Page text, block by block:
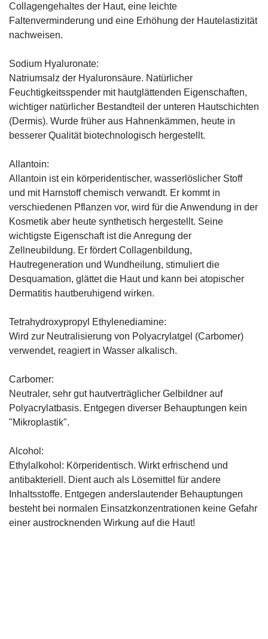
Collagengehaltes der Haut, eine leichte
Faltenverminderung und eine Erhöhung der Hautelastizität
nachweisen.
Sodium Hyaluronate:
Natriumsalz der Hyaluronsäure. Natürlicher
Feuchtigkeitsspender mit hautglättenden Eigenschaften,
wichtiger natürlicher Bestandteil der unteren Hautschichten
(Dermis). Wurde früher aus Hahnenkämmen, heute in
besserer Qualität biotechnologisch hergestellt.
Allantoin:
Allantoin ist ein körperidentischer, wasserlöslicher Stoff
und mit Harnstoff chemisch verwandt. Er kommt in
verschiedenen Pflanzen vor, wird für die Anwendung in der
Kosmetik aber heute synthetisch hergestellt. Seine
wichtigste Eigenschaft ist die Anregung der
Zellneubildung. Er fördert Collagenbildung,
Hautregeneration und Wundheilung, stimuliert die
Desquamation, glättet die Haut und kann bei atopischer
Dermatitis hautberuhigend wirken.
Tetrahydroxypropyl Ethylenediamine:
Wird zur Neutralisierung von Polyacrylatgel (Carbomer)
verwendet, reagiert in Wasser alkalisch.
Carbomer:
Neutraler, sehr gut hautverträglicher Gelbildner auf
Polyacrylatbasis. Entgegen diverser Behauptungen kein
"Mikroplastik".
Alcohol:
Ethylalkohol: Körperidentisch. Wirkt erfrischend und
antibakteriell. Dient auch als Lösemittel für andere
Inhaltsstoffe. Entgegen anderslautender Behauptungen
besteht bei normalen Einsatzkonzentrationen keine Gefahr
einer austrocknenden Wirkung auf die Haut!